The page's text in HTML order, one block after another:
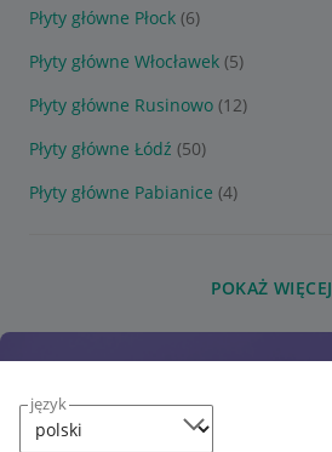
język
Płyty główne Płock (6)
Płyty główne Włocławek (5)
Płyty główne Rusinowo (12)
Płyty główne Łódź (50)
Płyty główne Pabianice (4)
POKAŻ WIĘCEJ